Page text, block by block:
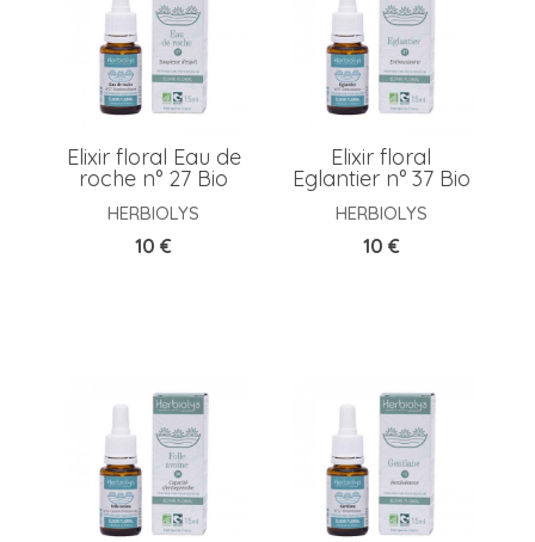
Elixir floral Eau de
roche n° 27 Bio
HERBIOLYS
Prix
10 €
Elixir floral
Eglantier n° 37 Bio
HERBIOLYS
Prix
10 €